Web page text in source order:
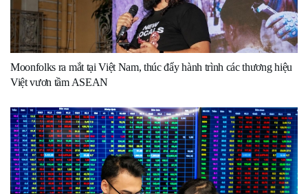
Moonfolks ra mắt tại Việt Nam, thúc đẩy hành trình các thương hiệu
Việt vươn tầm ASEAN